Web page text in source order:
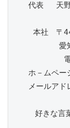
代表　 天野
本社　〒
愛知県岡
電話：０
ホ－ムペ
メールアド
　好きな言